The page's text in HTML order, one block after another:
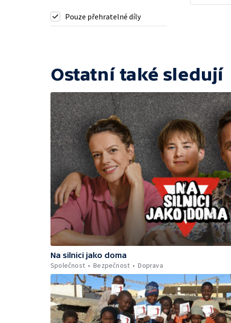
Pouze přehratelné díly
Ostatní také sledují
Na silnici jako doma
Společnost
Bezpečnost Doprava